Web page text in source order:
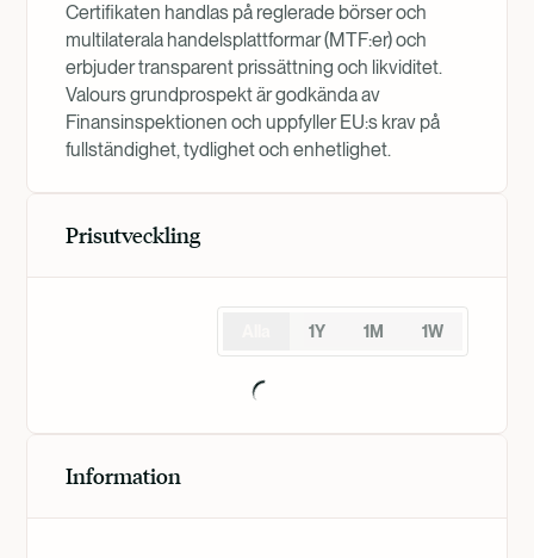
Certifikaten handlas på reglerade börser och
multilaterala handelsplattformar (MTF:er) och
erbjuder transparent prissättning och likviditet.
Valours grundprospekt är godkända av
Finansinspektionen och uppfyller EU:s krav på
fullständighet, tydlighet och enhetlighet.
Prisutveckling
1Y 1M 1W
Information